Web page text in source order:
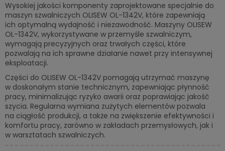
Wysokiej jakości komponenty zaprojektowane specjalnie do
maszyn szwalniczych OLISEW OL-1342V, które zapewniają
ich optymalną wydajność i niezawodność. Maszyny OLISEW
OL-1342V, wykorzystywane w przemyśle szwalniczym,
wymagają precyzyjnych oraz trwałych części, które
pozwalają na ich sprawne działanie nawet przy intensywnej
eksploatacji.
Części do OLISEW OL-1342V pomagają utrzymać maszynę
w doskonałym stanie technicznym, zapewniając płynność
pracy, minimalizując ryzyko awarii oraz poprawiając jakość
szycia. Regularna wymiana zużytych elementów pozwala
na ciągłość produkcji, a także na zwiększenie efektywności i
komfortu pracy, zarówno w zakładach przemysłowych, jak i
w warsztatach szwalniczych.